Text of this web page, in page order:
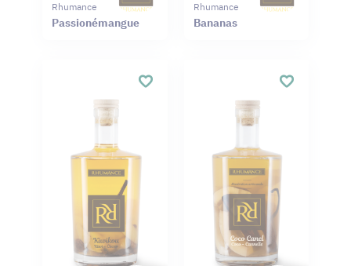
Rhumance
Passionémangue
Rhumance
Bananas